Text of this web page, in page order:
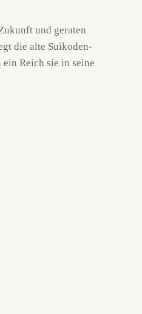
und geraten
die alte Suikoden-
Reich sie in seine